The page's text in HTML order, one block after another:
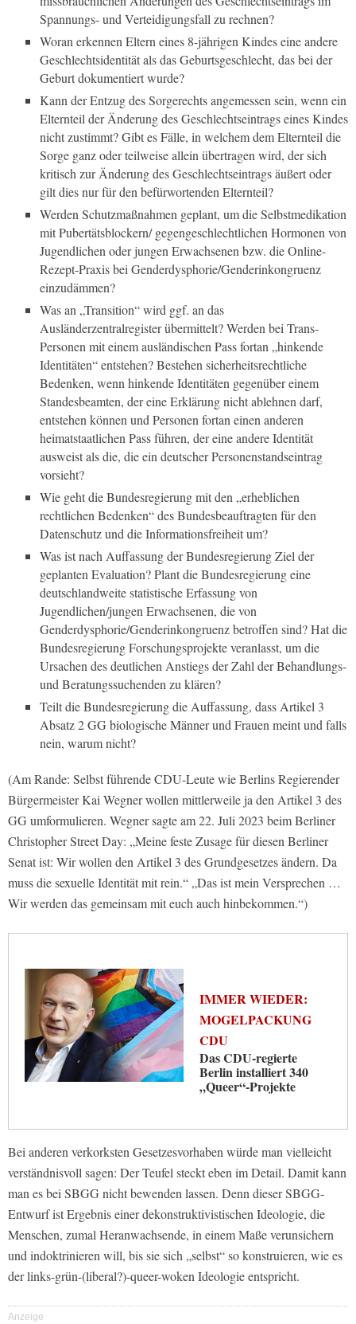
Spannungs- und Verteidigungsfall zu rechnen?
Woran erkennen Eltern eines 8-jährigen Kindes eine andere
Geschlechtsidentität als das Geburtsgeschlecht, das bei der
Geburt dokumentiert wurde?
Kann der Entzug des Sorgerechts angemessen sein, wenn ein
Elternteil der Änderung des Geschlechtseintrags eines Kindes
nicht zustimmt? Gibt es Fälle, in welchem dem Elternteil die
Sorge ganz oder teilweise allein übertragen wird, der sich
kritisch zur Änderung des Geschlechtseintrags äußert oder
gilt dies nur für den befürwortenden Elternteil?
Werden Schutzmaßnahmen geplant, um die Selbstmedikation
mit Pubertätsblockern/ gegengeschlechtlichen Hormonen von
Jugendlichen oder jungen Erwachsenen bzw. die Online-
Rezept-Praxis bei Genderdysphorie/Genderinkongruenz
einzudämmen?
Was an „Transition“ wird ggf. an das
Ausländerzentralregister übermittelt? Werden bei Trans-
Personen mit einem ausländischen Pass fortan „hinkende
Identitäten“ entstehen? Bestehen sicherheitsrechtliche
Bedenken, wenn hinkende Identitäten gegenüber einem
Standesbeamten, der eine Erklärung nicht ablehnen darf,
entstehen können und Personen fortan einen anderen
heimatstaatlichen Pass führen, der eine andere Identität
ausweist als die, die ein deutscher Personenstandseintrag
vorsieht?
Wie geht die Bundesregierung mit den „erheblichen
rechtlichen Bedenken“ des Bundesbeauftragten für den
Datenschutz und die Informationsfreiheit um?
Was ist nach Auffassung der Bundesregierung Ziel der
geplanten Evaluation? Plant die Bundesregierung eine
deutschlandweite statistische Erfassung von
Jugendlichen/jungen Erwachsenen, die von
Genderdysphorie/Genderinkongruenz betroffen sind? Hat die
Bundesregierung Forschungsprojekte veranlasst, um die
Ursachen des deutlichen Anstiegs der Zahl der Behandlungs-
und Beratungssuchenden zu klären?
Teilt die Bundesregierung die Auffassung, dass Artikel 3
Absatz 2 GG biologische Männer und Frauen meint und falls
nein, warum nicht?
(Am Rande: Selbst führende CDU-Leute wie Berlins Regierender
Bürgermeister Kai Wegner wollen mittlerweile ja den Artikel 3 des
GG umformulieren. Wegner sagte am 22. Juli 2023 beim Berliner
Christopher Street Day: „Meine feste Zusage für diesen Berliner
Senat ist: Wir wollen den Artikel 3 des Grundgesetzes ändern. Da
muss die sexuelle Identität mit rein.“ „Das ist mein Versprechen …
Wir werden das gemeinsam mit euch auch hinbekommen.“)
IMMER WIEDER:
MOGELPACKUNG
CDU
Das CDU-regierte
Berlin installiert 340
„Queer“-Projekte
Bei anderen verkorksten Gesetzesvorhaben würde man vielleicht
verständnisvoll sagen: Der Teufel steckt eben im Detail. Damit kann
man es bei SBGG nicht bewenden lassen. Denn dieser SBGG-
Entwurf ist Ergebnis einer dekonstruktivistischen Ideologie, die
Menschen, zumal Heranwachsende, in einem Maße verunsichern
und indoktrinieren will, bis sie sich „selbst“ so konstruieren, wie es
der links-grün-(liberal?)-queer-woken Ideologie entspricht.
Anzeige